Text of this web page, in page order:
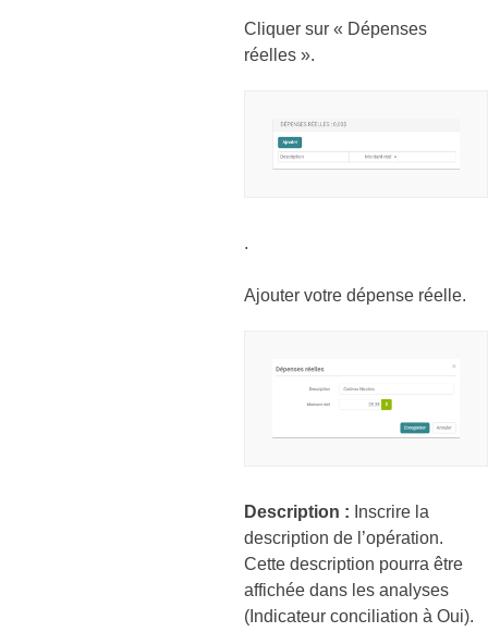
Cliquer sur « Dépenses
réelles ».
.
Ajouter votre dépense réelle.
Description : Inscrire la
description de l’opération.
Cette description pourra être
affichée dans les analyses
(Indicateur conciliation à Oui).